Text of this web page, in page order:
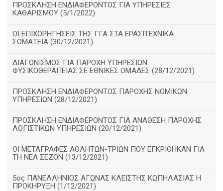
ΠΡΟΣΚΛΗΣΗ ΕΝΔΙΑΦΕΡΟΝΤΟΣ ΓΙΑ ΥΠΗΡΕΣΙΕΣ
ΚΑΘΑΡΙΣΜΟΥ (5/1/2022)
ΟΙ ΕΠΙΧΟΡΗΓΗΣΕΙΣ ΤΗΣ ΓΓΑ ΣΤΑ ΕΡΑΣΙΤΕΧΝΙΚΑ
ΣΩΜΑΤΕΙΑ (30/12/2021)
ΔΙΑΓΩΝΙΣΜΟΣ ΓΙΑ ΠΑΡΟΧΗ ΥΠΗΡΕΣΙΩΝ
ΦΥΣΙΚΟΘΕΡΑΠΕΙΑΣ ΣΕ ΕΘΝΙΚΕΣ ΟΜΑΔΕΣ (28/12/2021)
ΠΡΟΣΚΛΗΣΗ ΕΝΔΙΑΦΕΡΟΝΤΟΣ ΠΑΡΟΧΗΣ ΝΟΜΙΚΩΝ
ΥΠΗΡΕΣΙΩΝ (28/12/2021)
ΠΡΟΣΚΛΗΣΗ ΕΝΔΙΑΦΕΡΟΝΤΟΣ ΓΙΑ ΑΝΑΘΕΣΗ ΠΑΡΟΧΗΣ
ΛΟΓΙΣΤΙΚΩΝ ΥΠΗΡΕΣΙΩΝ (20/12/2021)
ΟΙ ΜΕΤΑΓΡΑΦΕΣ ΑΘΛΗΤΩΝ-ΤΡΙΩΝ ΠΟΥ ΕΓΚΡΙΘΗΚΑΝ ΓΙΑ
ΤΗ ΝΕΑ ΣΕΖΟΝ (13/12/2021)
5ος ΠΑΝΕΛΛΗΝΙΟΣ ΑΓΩΝΑΣ ΚΛΕΙΣΤΗΣ ΚΩΠΗΛΑΣΙΑΣ Η
ΠΡΟΚΗΡΥΞΗ (1/12/2021)